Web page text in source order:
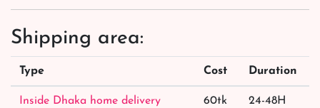
Shipping area:
Type Cost Duration
Inside Dhaka home delivery 60tk 24-48H